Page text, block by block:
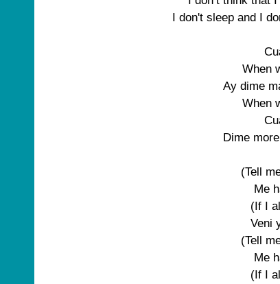
I don't sleep and I
When
Ay dime
When
Dime
(Tell
Me
(If I
Veni
(Tell
Me
(If I